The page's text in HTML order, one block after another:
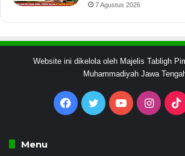
7 Agustus 2026
Website ini dikelola oleh Majelis Tabligh
Muhammadiyah Jawa
Facebook
Twitter YouTube
Menu